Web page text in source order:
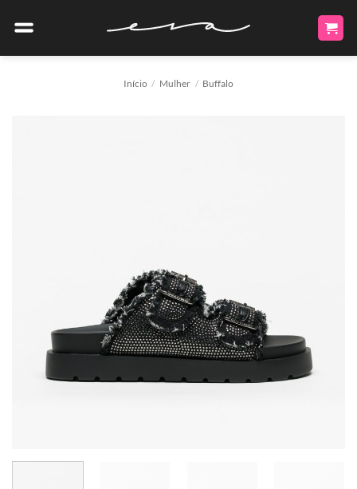
Início / Mulher / Buffalo